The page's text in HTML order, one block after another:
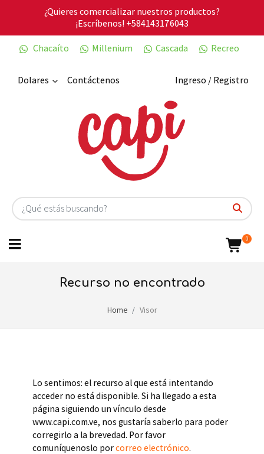
¿Quieres comercializar nuestros productos?
¡Escríbenos!+584143176043
Chacaíto
Millenium Cascada Recreo
Dolares Ingreso / Registro
Contáctenos
0
recurso no encontrado
Home Visor
Lo sentimos: el recurso al que está intentando
acceder no está disponible. Si ha llegado a esta
página siguiendo un vínculo desde
www.capi.com.ve, nos gustaría saberlo para poder
corregirlo a la brevedad. Por favor
comuníquenoslo porcorreo electrónico.